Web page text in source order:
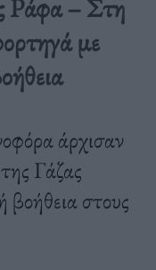
Ράφα – Στη
με
άρχισαν
Γάζας
βοήθεια στους